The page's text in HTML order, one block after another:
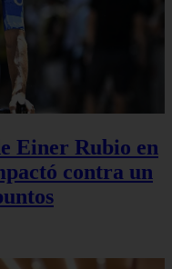
Einer Rubio en
contra un